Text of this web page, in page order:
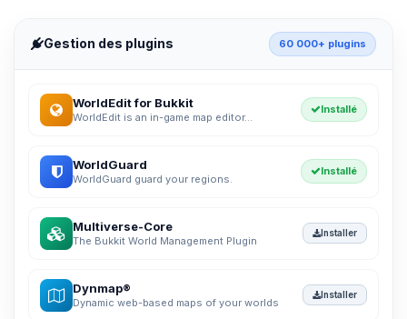
Gestion des plugins 60 000+ plugins
WorldEdit for Bukkit
WorldEdit is an in-game map editor...
Installé
WorldGuard
WorldGuard guard your regions.
Installé
Multiverse-Core
The Bukkit World Management Plugin
Installer
Dynmap®
Dynamic web-based maps of your worlds
Installer